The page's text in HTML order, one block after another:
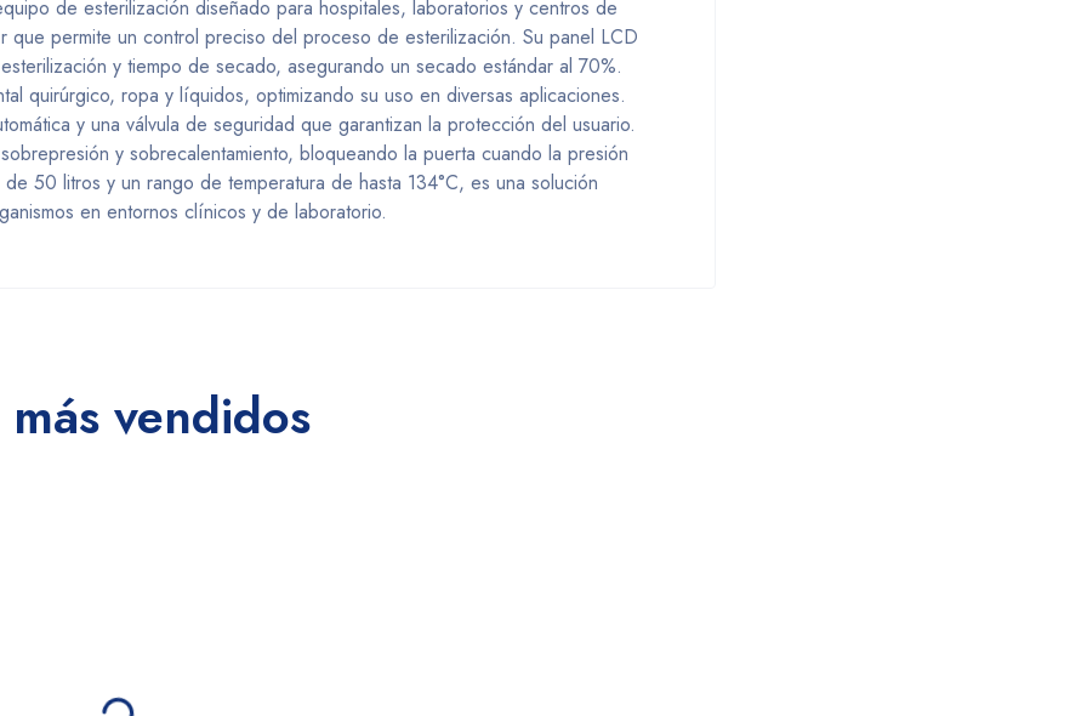
de esterilización diseñado para hospitales, laboratorios y centros de
que permite un control preciso del proceso de esterilización. Su panel LCD
y tiempo de secado, asegurando un secado estándar al 70%.
quirúrgico, ropa y líquidos, optimizando su uso en diversas aplicaciones.
y una válvula de seguridad que garantizan la protección del usuario.
y sobrecalentamiento, bloqueando la puerta cuando la presión
50 litros y un rango de temperatura de hasta 134°C, es una solución
en entornos clínicos y de laboratorio.
más vendidos